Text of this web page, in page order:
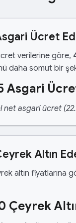
Ücret
verilerine göre,
daha somut bir
Asgari
asgari ücret
Altın
altın fiyatlarına
Çeyrek